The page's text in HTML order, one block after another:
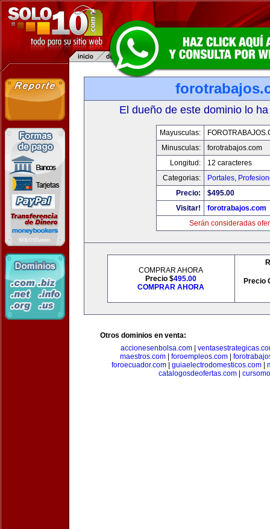
El dueño de este dominio lo
Mayusculas:
Minusculas:
forotrabajos.com
Longitud:
12 caracteres
Categorias:
Portales,
Precio:
$495.00
Visitar!
forotrabajos.com
Serán consideradas
COMPRAR AHORA
Precio $495.00
COMPRAR AHORA
Precio
Otros dominios en venta:
accionesenbolsa.com|
maestros.com| foroempleos.com|
foroecuador.com| guiaelectrodomesticos.com|
catalogosdeofertas.com